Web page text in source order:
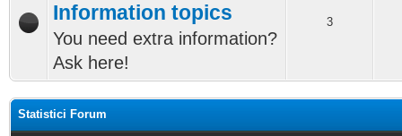
Information topics
You need extra information?
Ask here!
3
Statistici Forum